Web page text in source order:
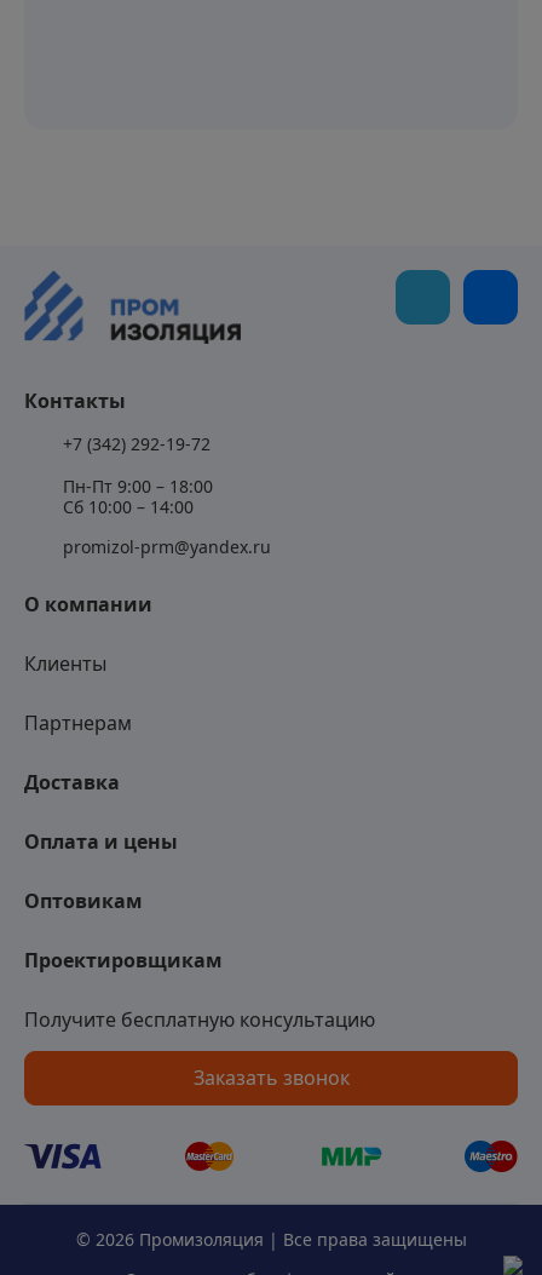
Получите бесплатную консультацию
Заказать звонок
О компании
Клиенты
Партнерам
Доставка
Оплата и цены
Оптовикам
Проектировщикам
Контакты
+7 (342) 292-19-72
Пн-Пт 9:00 – 18:00
Сб 10:00 – 14:00
promizol-prm@yandex.ru
© 2026 Промизоляция | Все права защищены